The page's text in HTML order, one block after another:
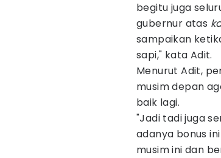
begitu juga
gubernur atas
sampaikan
sapi," kata Adit.
Menurut Adit,
musim depan
baik lagi.
"Jadi tadi juga
adanya bonus
musim ini dan